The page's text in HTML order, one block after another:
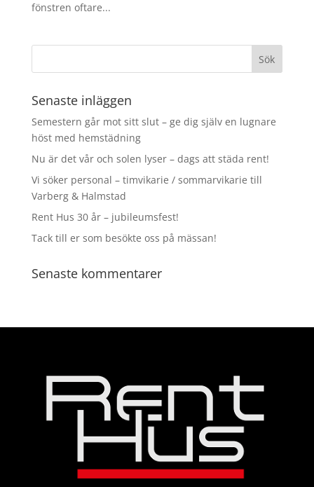
fönstren oftare...
Senaste inläggen
Semestern går mot sitt slut – ge dig själv en lugnare
höst med hemstädning
Nu är det vår och solen lyser – dags att städa rent!
Vi söker personal – timvikarie / sommarvikarie till
Varberg & Halmstad
Rent Hus 30 år – jubileumsfest!
Tack till er som besökte oss på mässan!
Senaste kommentarer